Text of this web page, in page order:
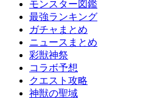
モンスター図鑑
最強ランキング
ガチャまとめ
ニュースまとめ
彩獣神祭
コラボ予想
クエスト攻略
神獣の聖域